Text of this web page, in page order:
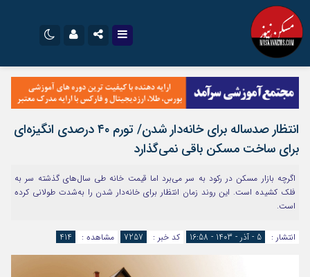
اینستاگرام
تلگرام
سروش
ایتا
آپارات
اپلیکیشن
نام کاربری یا نشانی ایمیل
رمز عبور
مرا به خاطر بسپار
انتظار صدساله برای خانه‌دار شدن/ تورم ۴۰ درصدی انگیزه‌ای
برای ساخت مسکن باقی نمی‌گذارد
اگرچه بازار مسکن در رکود به سر می‌برد اما قیمت خانه طی سال‌های گذشته سر به
فلک کشیده است. این روند زمان انتظار برای خانه‌دار شدن را به‌شدت طولانی کرده
است.
انتشار : 5 - آذر - 1403 - 16:58 کد خبر : 7257 مشاهده : 414